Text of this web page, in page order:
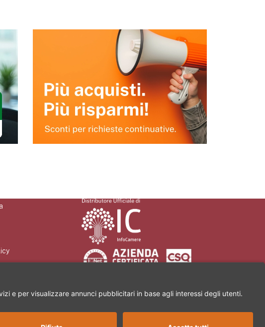
socio Via Martiri di Civitella, 11 | 52100 Arezzo | Partita Iva